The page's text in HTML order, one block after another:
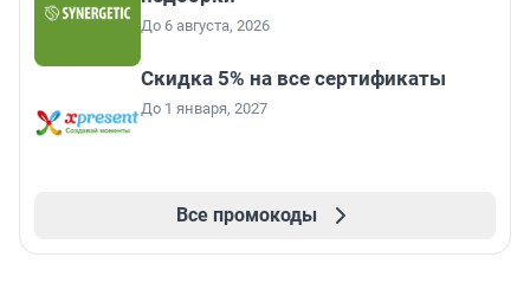
До 6 августа, 2026
Скидка 5% на все сертификаты
До 1 января, 2027
Все промокоды